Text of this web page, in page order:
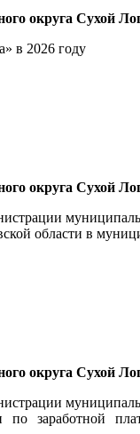
округа Сухой
в 2026 году
округа Сухой
области в
округа Сухой
заработной